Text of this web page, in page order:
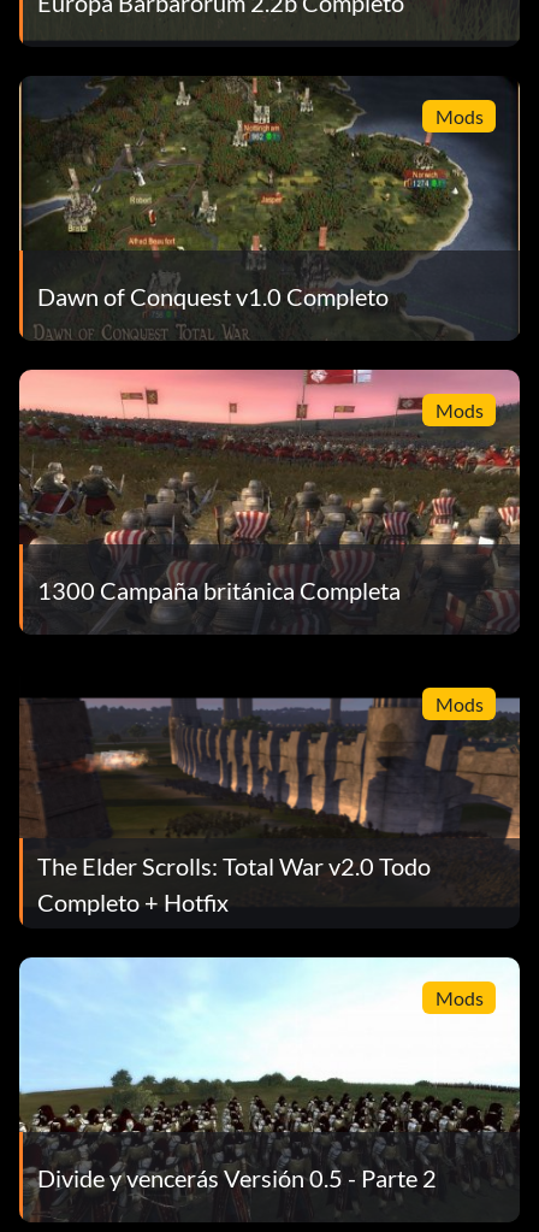
Mods
Dawn of Conquest v1.0 Completo
Mods
1300 Campaña británica Completa
Mods
The Elder Scrolls: Total War v2.0 Todo
Completo + Hotfix
Mods
Divide y vencerás Versión 0.5 - Parte 2